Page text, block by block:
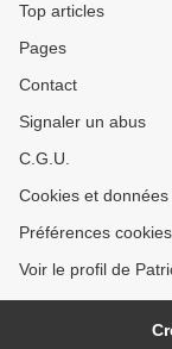
Top articles
Pages
Contact
Signaler un abus
C.G.U.
Cookies et
Préférences cookies
Voir le profil de